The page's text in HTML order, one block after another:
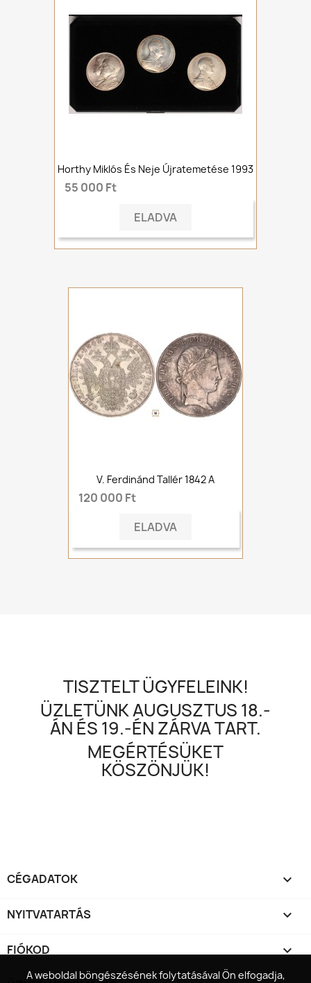
A weboldal böngészésének folytatásával Ön elfogadja,
Horthy Miklós És Neje Újratemetése 1993
55 000 Ft
ELADVA
V. Ferdinánd Tallér 1842 A
120 000 Ft
ELADVA
TISZTELT ÜGYFELEINK!
ÜZLETÜNK AUGUSZTUS 18.-
ÁN ÉS 19.-ÉN ZÁRVA TART.
MEGÉRTÉSÜKET
KÖSZÖNJÜK!
CÉGADATOK 
NYITVATARTÁS 
FIÓKOD 
A weboldal böngészésének folytatásával Ön elfogadja,